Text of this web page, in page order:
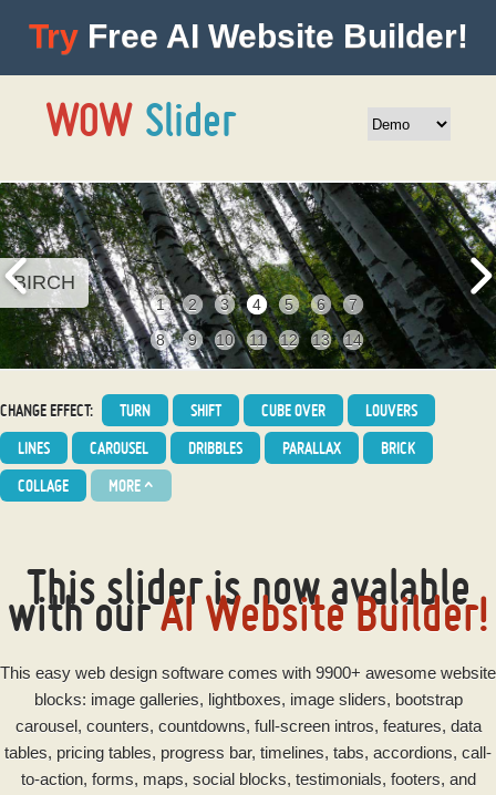
1 2 3 4 5 6
7
8
9 10 11 12 13 14
BIRCH
CHANGE EFFECT: TURN SHIFT CUBE OVER
LOUVERS
LINES
CAROUSEL DRIBBLES PARALLAX
BRICK
COLLAGE
MORE ^
This slider is now avalable
with ourAI Website Builder!
This easy web design software comes with 9900+ awesome website
blocks: image galleries, lightboxes, image sliders, bootstrap
carousel, counters, countdowns, full-screen intros, features, data
tables, pricing tables, progress bar, timelines, tabs, accordions, call-
to-action, forms, maps, social blocks, testimonials, footers, and
Try Free AI Website Builder!